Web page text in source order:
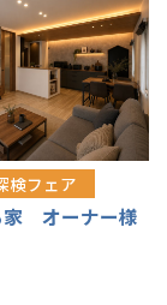
検フェア
家 オーナー様